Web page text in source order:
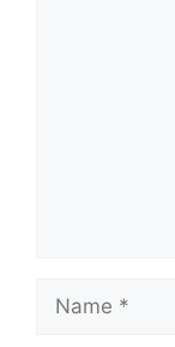
Name